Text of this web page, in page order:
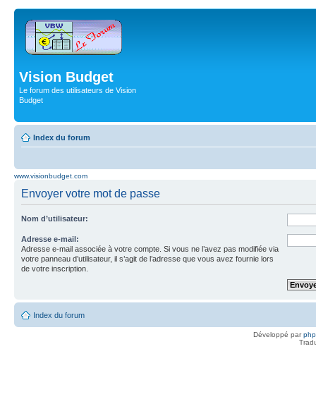
Vision Budget
Le forum des utilisateurs de Vision
Budget
Index du forum
www.visionbudget.com
Envoyer votre mot de passe
Nom d’utilisateur:
Adresse e-mail:
Adresse e-mail associée à votre compte. Si vous ne l’avez pas modifiée via
votre panneau d’utilisateur, il s’agit de l’adresse que vous avez fournie lors
de votre inscription.
Index du forum
Développé par